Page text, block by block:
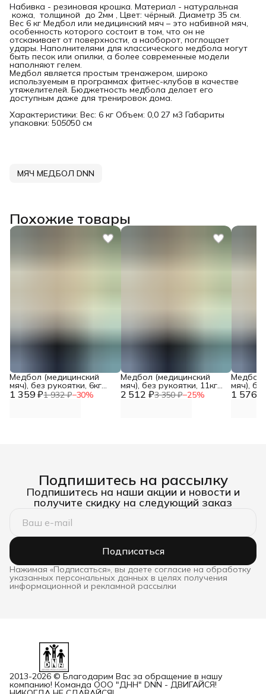
Набивка - резиновая крошка. Материал - натуральная
кожа, толщиной до 2мм , Цвет: чёрный. Диаметр 35 см.
Вес 6 кг Медбол или медицинский мяч – это набивной мяч,
особенность которого состоит в том, что он не
отскакивает от поверхности, а наоборот, поглощает
удары. Наполнителями для классического медбола могут
быть песок или опилки, а более современные модели
наполняют гелем.
Медбол является простым тренажером, широко
используемым в программах фитнес-клубов в качестве
утяжелителей. Бюджетность медбола делает его
доступным даже для тренировок дома.
Характеристики: Вес: 6 кг Объем: 0,0 27 м3 Габариты
упаковки: 505050 см
МЯЧ МЕДБОЛ DNN
Похожие товары
1 359 ₽1 932 ₽−30%
Медбол (медицинский
мяч), без рукоятки, 6кг
Винилискожа. Диаметр 2 512 ₽3 350 ₽−25%
Медбол (медицинский
мяч), без рукоятки, 11кг
Винилискожа. Диаметр 1 576 ₽
Медбол
мяч),
Подпишитесь на рассылку
Подпишитесь на наши акции и новости и
получите скидку на следующий заказ
Подписаться
Нажимая «Подписаться», вы даете согласие на обработку
указанных персональных данных в целях получения
информационной и рекламной рассылки
2013-2026 © Благодарим Вас за обращение в нашу
компанию! Команда ООО "ДНН" DNN - ДВИГАЙСЯ!